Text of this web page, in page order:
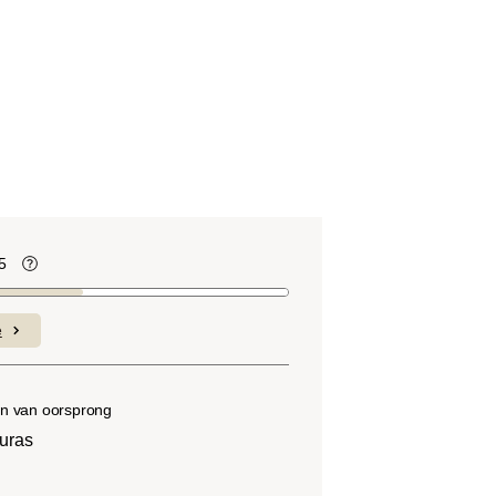
Koffiebonen bevatten, net als veel ander
van verschillende factoren, zoals het
herkomst en vooral het brandproces.
van oorsprong